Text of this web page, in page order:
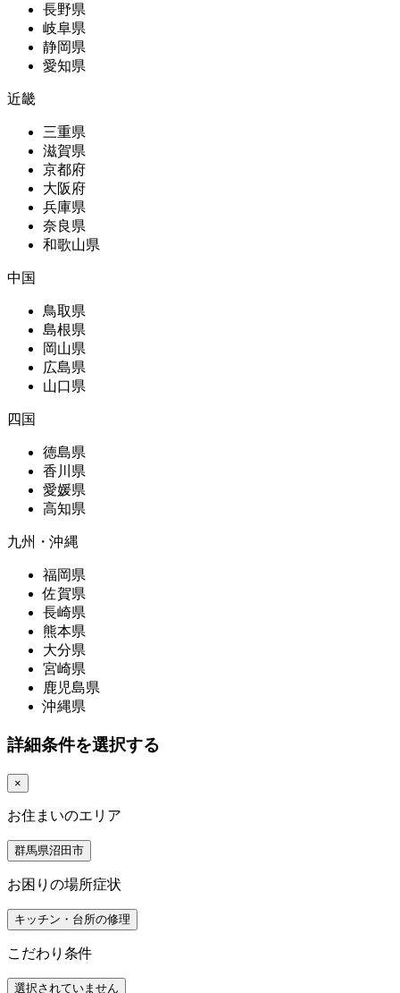
長野県
岐阜県
静岡県
愛知県
近畿
三重県
滋賀県
京都府
大阪府
兵庫県
奈良県
和歌山県
中国
鳥取県
島根県
岡山県
広島県
山口県
四国
徳島県
香川県
愛媛県
高知県
九州・沖縄
福岡県
佐賀県
長崎県
熊本県
大分県
宮崎県
鹿児島県
沖縄県
詳細条件を選択する
×
お住まいのエリア
群馬県沼田市
お困りの場所症状
キッチン・台所の修理
こだわり条件
選択されていません